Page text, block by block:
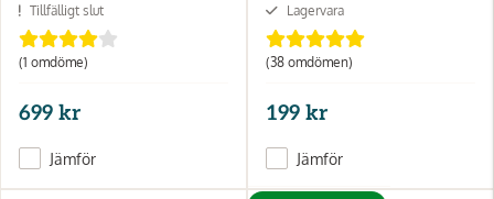
Tillfälligt slut
(1 omdöme)
699 kr
Jämför
Lagervara
(38 omdömen)
199 kr
Jämför